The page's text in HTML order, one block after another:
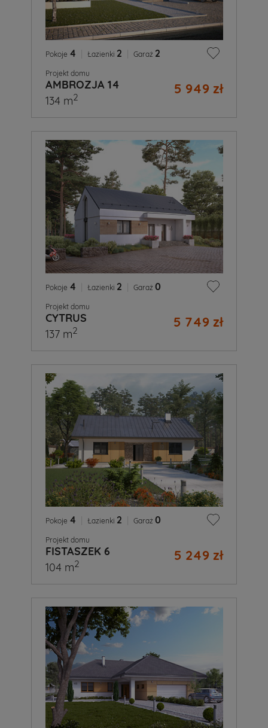
Pokoje 4 Łazienki 2 Garaż 2
Projekt domu
AMBROZJA 14 5 949 zł
134 m2
Pokoje 4 Łazienki 2 Garaż 0
Projekt domu
CYTRUS 5 749 zł
137 m2
Pokoje 4 Łazienki 2 Garaż 0
Projekt domu
FISTASZEK 6 5 249 zł
104 m2